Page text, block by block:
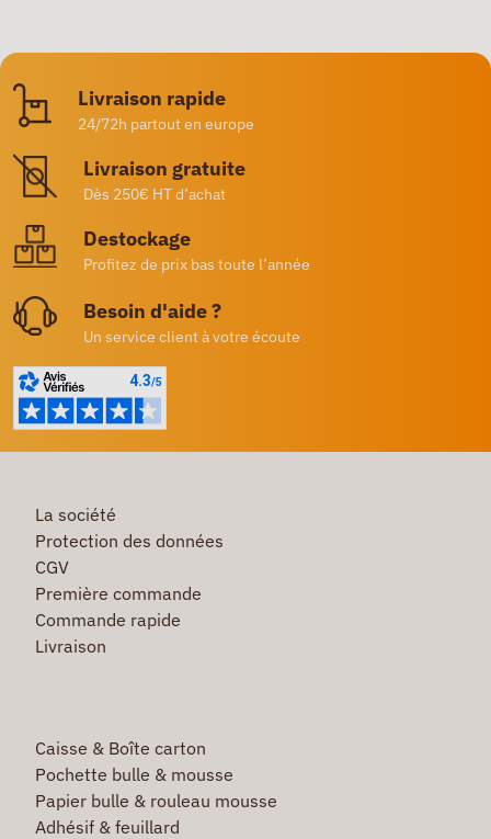
Livraison rapide
24/72h partout en europe
Livraison gratuite
Dès 250€ HT d’achat
Destockage
Profitez de prix bas toute l’année
Besoin d'aide ?
Un service client à votre écoute
La société
Protection des données
CGV
Première commande
Commande rapide
Livraison
Caisse & Boîte carton
Pochette bulle & mousse
Papier bulle & rouleau mousse
Adhésif & feuillard